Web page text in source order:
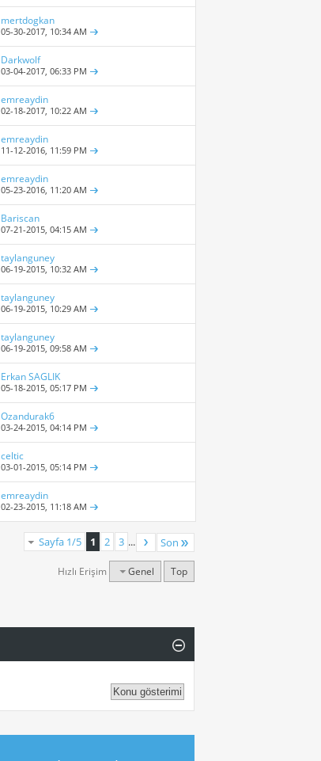
mertdogkan
05-30-2017, 10:34 AM
Darkwolf
03-04-2017,06:33 PM
emreaydin
02-18-2017, 10:22 AM
emreaydin
11-12-2016, 11:59 PM
emreaydin
05-23-2016, 11:20 AM
Bariscan
07-21-2015,04:15 AM
taylanguney
06-19-2015, 10:32 AM
taylanguney
06-19-2015, 10:29 AM
taylanguney
06-19-2015,09:58 AM
Erkan SAGLIK
05-18-2015,05:17 PM
Ozandurak6
03-24-2015,04:14 PM
celtic
03-01-2015,05:14 PM
emreaydin
02-23-2015, 11:18 AM
Sayfa 1/5 1 2 3 ... Son
Hızlı Erişim Genel Top